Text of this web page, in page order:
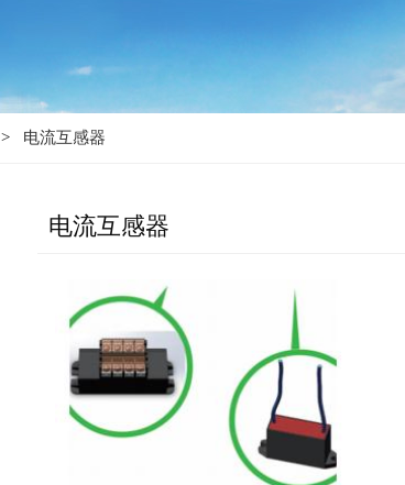
> 电流互感器
电流互感器